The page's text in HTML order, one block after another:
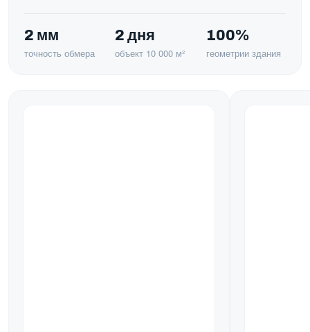
2 мм
точность обмера
2 дня
объект 10 000 м²
100%
геометрии здания